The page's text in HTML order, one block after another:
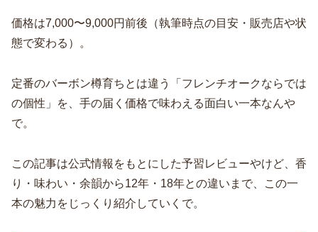
価格は7,000〜9,000円前後（執筆時点の目安・販売店や状
態で変わる）。
定番のバーボン樽育ちとは違う「フレンチオークならでは
の個性」を、手の届く価格で味わえる面白い一本なんや
で。
この記事は公式情報をもとにした予習レビューやけど、香
り・味わい・余韻から12年・18年との違いまで、この一
本の魅力をじっくり紹介していくで。